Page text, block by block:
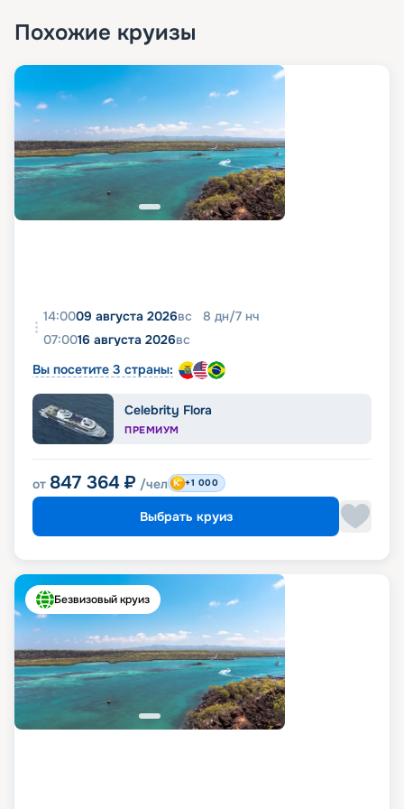
лайнере по самой выгодной цене. Изучайте
предложения по маршруту, знакомьтесь с
подробными характеристиками судна и кают,
фото лайнера, схемой и планом палуб, чтобы
сделать оптимальный выбор. При
необходимости вы всегда можете обратиться за
помощью к нашим специалистам.
Похожие круизы
14:0009 августа 2026вс 8 дн/7 нч
07:0016 августа 2026вс
Вы посетите 3 страны:
Celebrity Flora
ПРЕМИУМ
от 847 364 ₽ /чел +1 000
Выбрать круиз
Безвизовый круиз